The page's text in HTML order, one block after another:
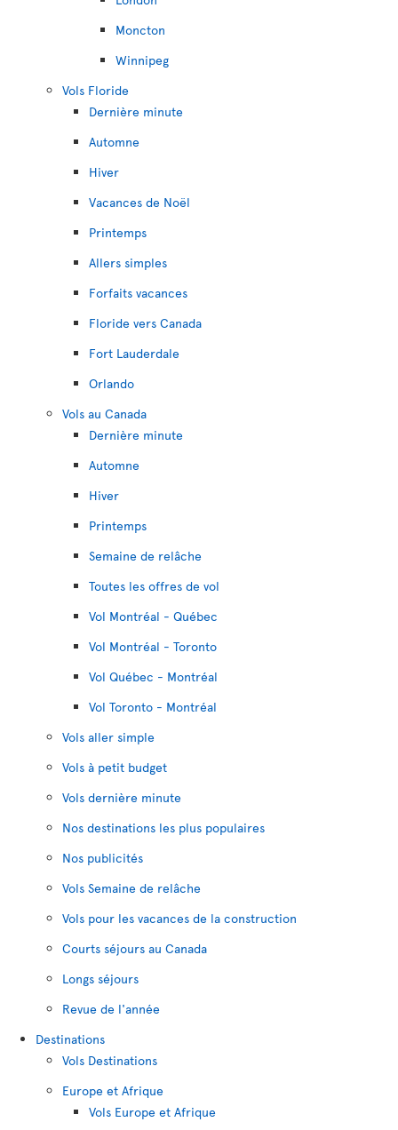
Moncton
Winnipeg
Vols Floride
Dernière minute
Automne
Hiver
Vacances de Noël
Printemps
Allers simples
Forfaits vacances
Floride vers Canada
Fort Lauderdale
Orlando
Vols au Canada
Dernière minute
Automne
Hiver
Printemps
Semaine de relâche
Toutes les offres de vol
Vol Montréal - Québec
Vol Montréal - Toronto
Vol Québec - Montréal
Vol Toronto - Montréal
Vols aller simple
Vols à petit budget
Vols dernière minute
Nos destinations les plus populaires
Nos publicités
Vols Semaine de relâche
Vols pour les vacances de la construction
Courts séjours au Canada
Longs séjours
Revue de l'année
Destinations
Vols Destinations
Europe et Afrique
Vols Europe et Afrique